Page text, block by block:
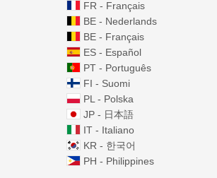
FR - Français
BE - Nederlands
BE - Français
ES - Español
PT - Português
FI - Suomi
PL - Polska
JP - 日本語
IT - Italiano
KR - 한국어
PH - Philippines